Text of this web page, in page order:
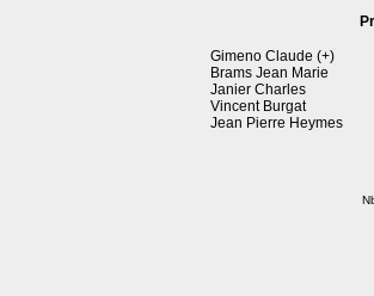
Gimeno Claude (+)
Brams Jean Marie
Janier Charles
Vincent Burgat
Jean Pierre Heymes